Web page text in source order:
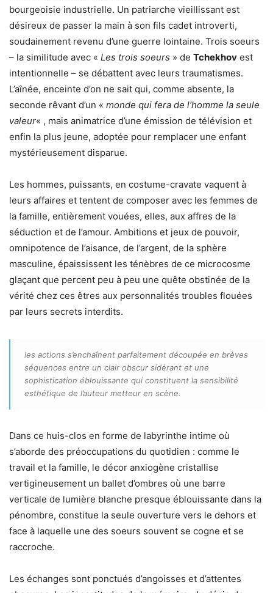
bourgeoisie industrielle. Un patriarche vieillissant est
désireux de passer la main à son fils cadet introverti,
soudainement revenu d’une guerre lointaine. Trois soeurs
– la similitude avec « Les trois soeurs » de Tchekhov est
intentionnelle – se débattent avec leurs traumatismes.
L’aînée, enceinte d’on ne sait qui, comme absente, la
seconde rêvant d’un « monde qui fera de l’homme la seule
valeur« , mais animatrice d’une émission de télévision et
enfin la plus jeune, adoptée pour remplacer une enfant
mystérieusement disparue.
Les hommes, puissants, en costume-cravate vaquent à
leurs affaires et tentent de composer avec les femmes de
la famille, entièrement vouées, elles, aux affres de la
séduction et de l’amour. Ambitions et jeux de pouvoir,
omnipotence de l’aisance, de l’argent, de la sphère
masculine, épaississent les ténèbres de ce microcosme
glaçant que percent peu à peu une quête obstinée de la
vérité chez ces êtres aux personnalités troubles flouées
par leurs secrets interdits.
les actions s’enchaînent parfaitement découpée en brèves
séquences entre un clair obscur sidérant et une
sophistication éblouissante qui constituent la sensibilité
esthétique de l’auteur metteur en scène.
Dans ce huis-clos en forme de labyrinthe intime où
s’aborde des préoccupations du quotidien : comme le
travail et la famille, le décor anxiogène cristallise
vertigineusement un ballet d’ombres où une barre
verticale de lumière blanche presque éblouissante dans la
pénombre, constitue la seule ouverture vers le dehors et
face à laquelle une des soeurs souvent se cogne et se
raccroche.
Les échanges sont ponctués d’angoisses et d’attentes